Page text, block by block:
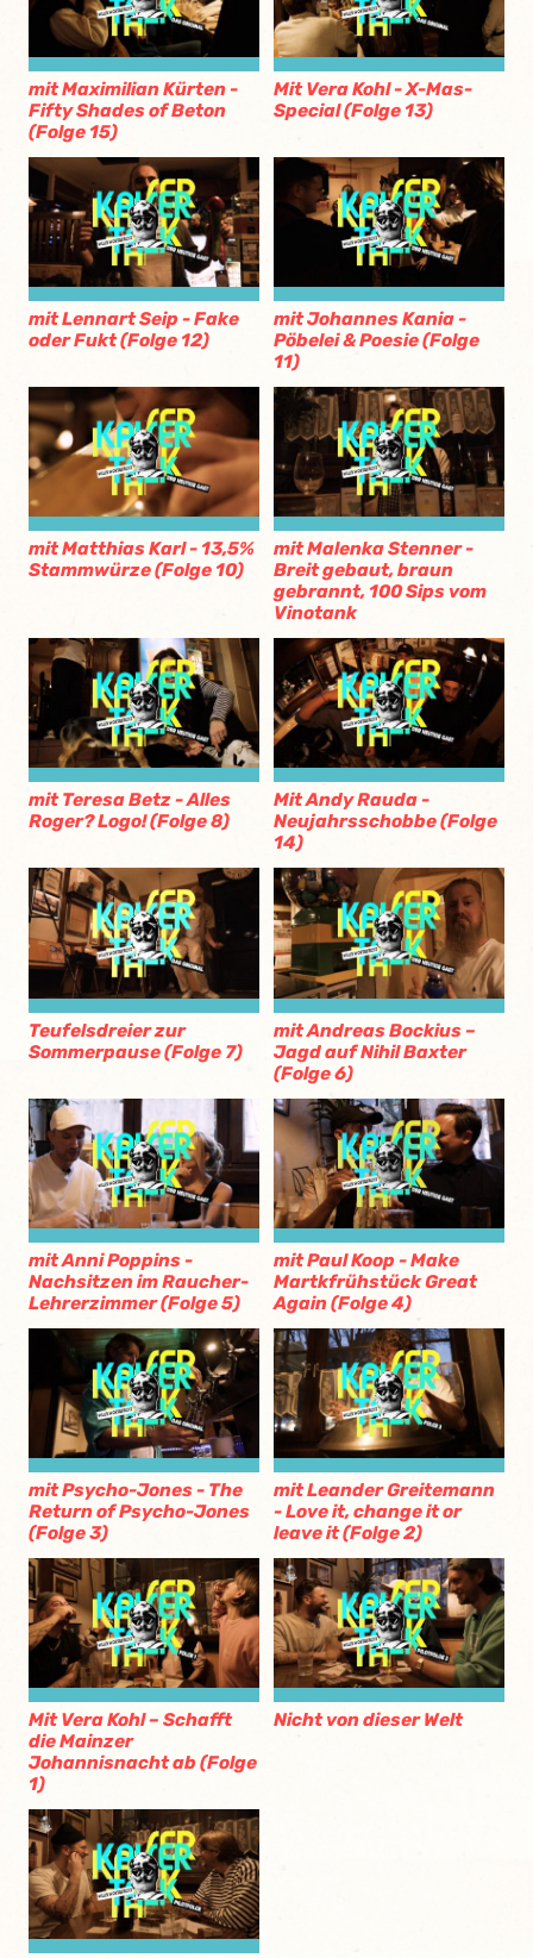
mit Maximilian Kürten -
Fifty Shades of Beton
(Folge 15)
Mit Vera Kohl - X-Mas-
Special (Folge 13)
mit Lennart Seip - Fake
oder Fukt (Folge 12)
mit Johannes Kania -
Pöbelei & Poesie (Folge
11)
mit Matthias Karl - 13,5%
Stammwürze (Folge 10)
mit Malenka Stenner -
Breit gebaut, braun
gebrannt, 100 Sips vom
Vinotank
mit Teresa Betz - Alles
Roger? Logo! (Folge 8)
Mit Andy Rauda -
Neujahrsschobbe (Folge
14)
Teufelsdreier zur
Sommerpause (Folge 7)
mit Andreas Bockius –
Jagd auf Nihil Baxter
(Folge 6)
mit Anni Poppins -
Nachsitzen im Raucher-
Lehrerzimmer (Folge 5)
mit Paul Koop - Make
Martkfrühstück Great
Again (Folge 4)
mit Psycho-Jones - The
Return of Psycho-Jones
(Folge 3)
mit Leander Greitemann
- Love it, change it or
leave it (Folge 2)
Mit Vera Kohl – Schafft
die Mainzer
Johannisnacht ab (Folge
1)
Nicht von dieser Welt